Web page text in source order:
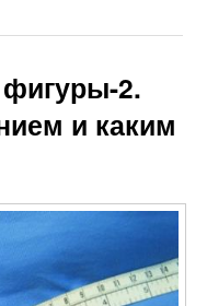
2.
и каким